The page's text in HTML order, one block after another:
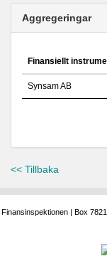
Aggregeringar
Finansiellt
Synsam AB
<< Tillbaka
Finansinspektionen | Box